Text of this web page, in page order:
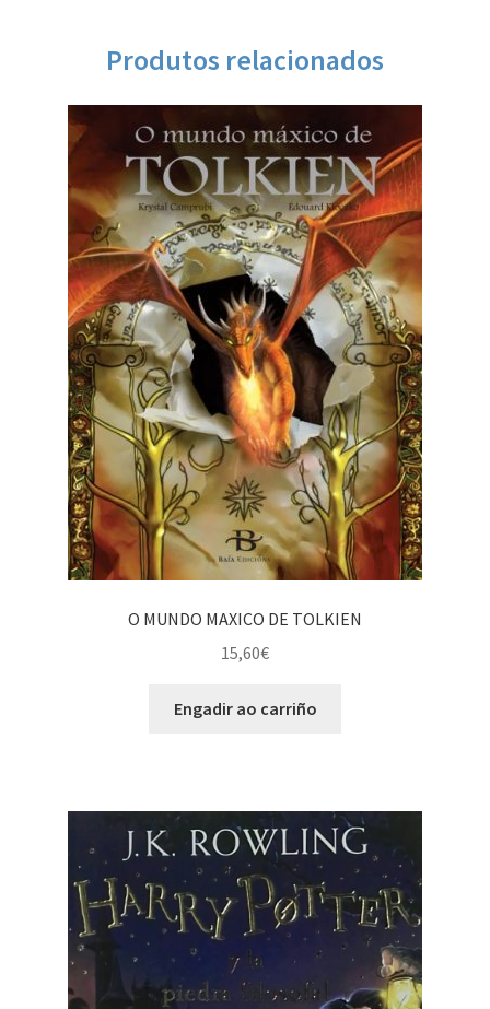
Produtos relacionados
O MUNDO MAXICO DE TOLKIEN
15,60€
Engadir ao carriño